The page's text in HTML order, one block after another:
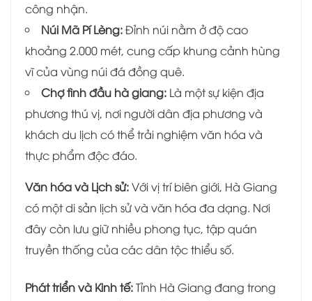
công nhận.
Núi Mã Pí Lèng:Đỉnh núi nằm ở độ cao
khoảng 2.000 mét, cung cấp khung cảnh hùng
vĩ của vùng núi đá đồng quê.
Chợ tình đầu hà giang: Là một sự kiện địa
phương thú vị, nơi người dân địa phương và
khách du lịch có thể trải nghiệm văn hóa và
thực phẩm độc đáo.
Văn hóa và Lịch sử:Với vị trí biên giới, Hà Giang
có một di sản lịch sử và văn hóa đa dạng. Nơi
đây còn lưu giữ nhiều phong tục, tập quán
truyền thống của các dân tộc thiểu số.
Phát triển và Kinh tế:Tỉnh Hà Giang đang trong